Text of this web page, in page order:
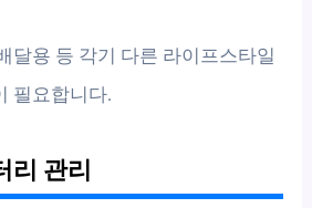
달용 등 각기 다른 라이프스타일
필요합니다.
리 관리